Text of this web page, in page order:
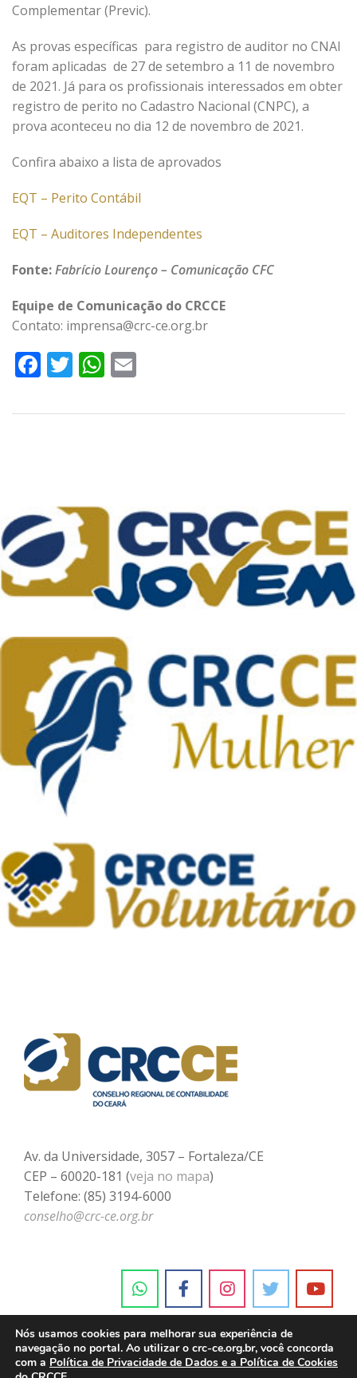
Complementar (Previc).
As provas específicas para registro de auditor no CNAI
foram aplicadas de 27 de setembro a 11 de novembro
de 2021. Já para os profissionais interessados em obter
registro de perito no Cadastro Nacional (CNPC), a
prova aconteceu no dia 12 de novembro de 2021.
Confira abaixo a lista de aprovados
EQT – Perito Contábil
EQT – Auditores Independentes
Fonte:Fabrício Lourenço – Comunicação CFC
Equipe de Comunicação do CRCCE
Contato: imprensa@crc-ce.org.br
Facebook
TwitterWhatsApp
Av. da Universidade, 3057 – Fortaleza/CE
CEP – 60020-181 (veja no mapa)
Telefone: (85) 3194-6000
conselho@crc-ce.org.br
Nós usamos cookies para melhorar sua experiência de
navegação no portal. Ao utilizar o crc-ce.org.br, você concorda
com a Política de Privacidade de Dados e a Política de Cookies